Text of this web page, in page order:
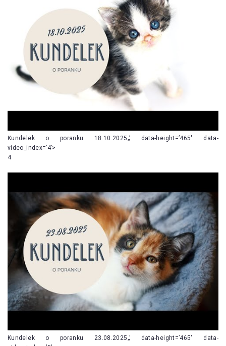
Kundelek o poranku 18.10.2025„’ data-height=’465′ data-
video_index=’4’>
4
Kundelek o poranku 23.08.2025„’ data-height=’465′ data-